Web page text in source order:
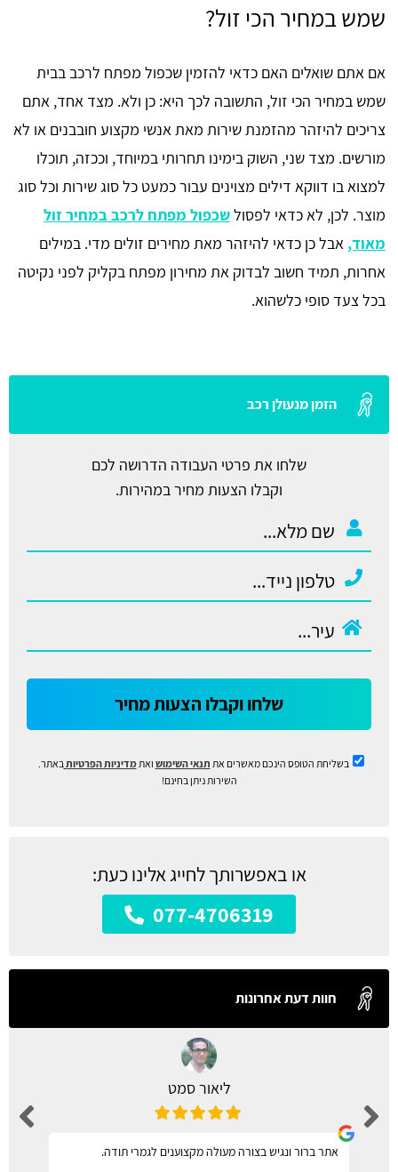
שמש במחיר הכי זול?
אם אתם שואלים האם כדאי להזמין שכפול מפתח לרכב בבית
שמש במחיר הכי זול, התשובה לכך היא: כן ולא. מצד אחד, אתם
צריכים להיזהר מהזמנת שירות מאת אנשי מקצוע חובבנים או לא
מורשים. מצד שני, השוק בימינו תחרותי במיוחד, וככזה, תוכלו
למצוא בו דווקא דילים מצוינים עבור כמעט כל סוג שירות וכל סוג
מוצר. לכן, לא כדאי לפסולשכפול מפתח לרכב במחיר זול
מאוד, אבל כן כדאי להיזהר מאת מחירים זולים מדי. במילים
אחרות, תמיד חשוב לבדוק את מחירון מפתח בקליק לפני נקיטה
בכל צעד סופי כלשהוא.
הזמן מנעולן רכב
שלחו את פרטי העבודה הדרושה לכם
וקבלו הצעות מחיר במהירות.
שלחו וקבלו הצעות מחיר
בשליחת הטופס הינכם מאשרים את תנאי השימוש ואתמדיניות הפרטיות באתר.
השירות ניתן בחינם!
או באפשרותך לחייג אלינו כעת:
077-4706319
חוות דעת אחרונות
ליאור סמט
אתר ברור ונגיש בצורה מעולה מקצוענים לגמרי תודה.